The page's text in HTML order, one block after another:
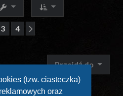
(tzw. ciasteczka)
oraz
3 4
Przejdź do